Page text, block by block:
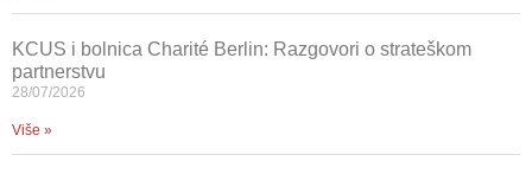
KCUS i bolnica Charité Berlin: Razgovori o strateškom
partnerstvu
28/07/2026
Više »